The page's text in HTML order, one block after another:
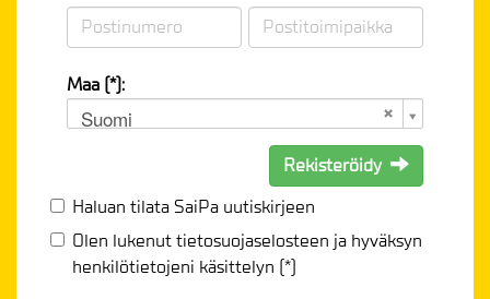
Maa (*):
Suomi
Rekisteröidy
Haluan tilata SaiPa uutiskirjeen
Olen lukenuttietosuojaselosteen ja hyväksyn
henkilötietojeni käsittelyn (*)